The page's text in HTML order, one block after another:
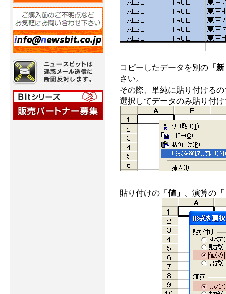
コピーしたデータを別の 「
さい。
その際、単純に貼り付ける
選択してデータのみ貼り付
貼り付けの 「値」 、演算の